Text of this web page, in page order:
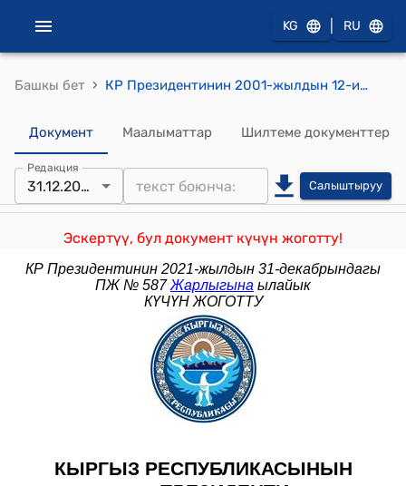
KG RU
Башкы бет › КР Президентинин 2001-жылдын 12-июлундагы ПЖ № 216 ""Кыргыз Республикасынын Президентинин "XX кылымдагы зор илимий эмгеги үчүн" Ардактуу алтын медалын уюштуруу жөнүндө" Кыргыз Республикасынын Президентинин 2001-жылдын 31-майындагы Указына өзгөртүүлөрдү киргизүү тууралу" Указы
Документ Маалыматтар Шилтеме документтер
Редакция
31.12.2021 Салыштыруу
Эскертүү, бул документ күчүн жоготту!